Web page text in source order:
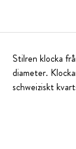
Stilren klocka
diameter.
schweiziskt